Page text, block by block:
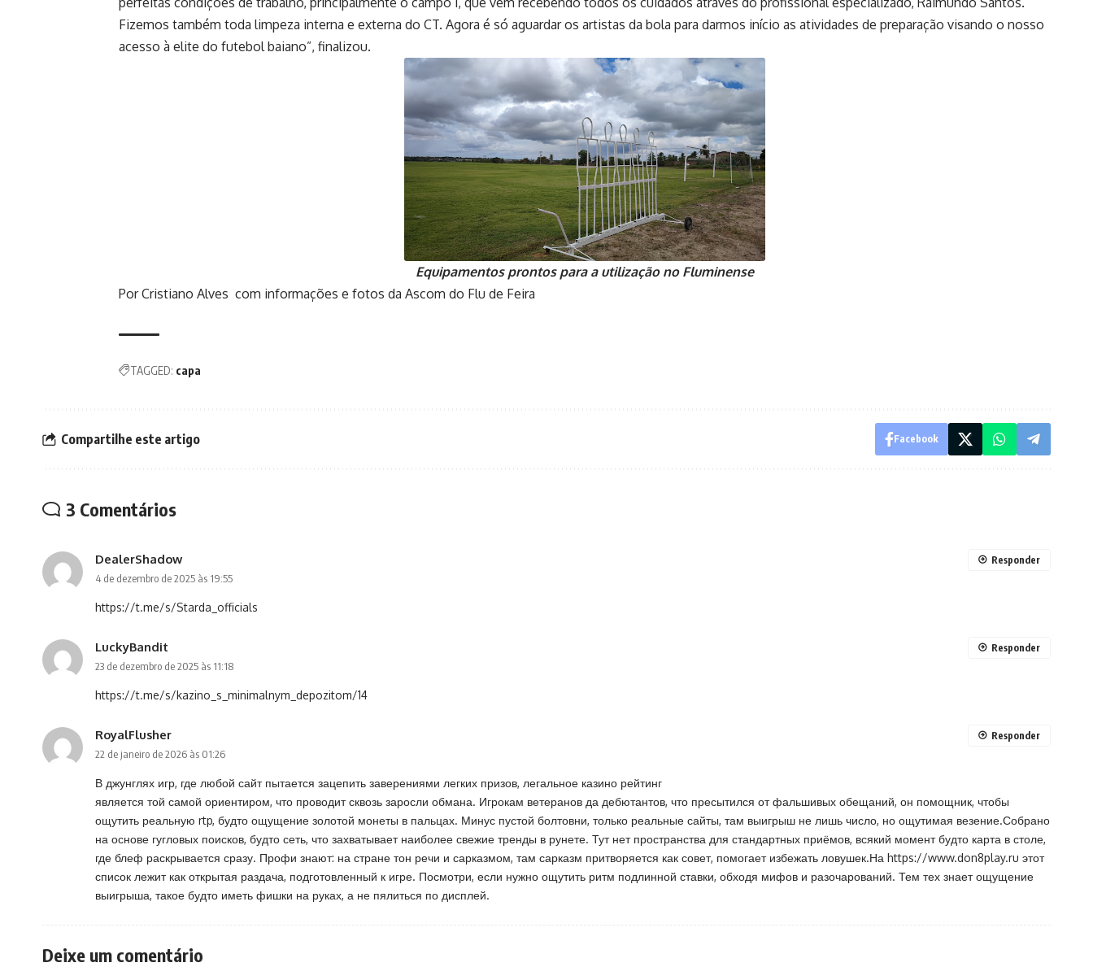
Fizemos também toda limpeza interna e externa do CT. Agora é só aguardar os artistas da bola para darmos início as atividades de preparação visando o nosso
acesso à elite do futebol baiano”, finalizou.
Equipamentos prontos para a utilização no Fluminense
Por Cristiano Alves com informações e fotos da Ascom do Flu de Feira
TAGGED: capa
Compartilhe este artigo Facebook
3 Comentários
DealerShadow
4 de dezembro de 2025 às 19:55
https://t.me/s/Starda_officials
Responder
LuckyBandit
23 de dezembro de 2025 às 11:18
https://t.me/s/kazino_s_minimalnym_depozitom/14
Responder
RoyalFlusher
22 de janeiro de 2026 às 01:26
В джунглях игр, где любой сайт пытается зацепить заверениями легких призов, легальное казино рейтинг
является той самой ориентиром, что проводит сквозь заросли обмана. Игрокам ветеранов да дебютантов, что пресытился от фальшивых обещаний, он помощник, чтобы
ощутить реальную rtp, будто ощущение золотой монеты в пальцах. Минус пустой болтовни, только реальные сайты, там выигрыш не лишь число, но ощутимая везение.Собрано
на основе гугловых поисков, будто сеть, что захватывает наиболее свежие тренды в рунете. Тут нет пространства для стандартных приёмов, всякий момент будто карта в столе,
где блеф раскрывается сразу. Профи знают: на стране тон речи и сарказмом, там сарказм притворяется как совет, помогает избежать ловушек.На https://www.don8play.ru этот
список лежит как открытая раздача, подготовленный к игре. Посмотри, если нужно ощутить ритм подлинной ставки, обходя мифов и разочарований. Тем тех знает ощущение
выигрыша, такое будто иметь фишки на руках, а не пялиться по дисплей.
Responder
Deixe um comentário